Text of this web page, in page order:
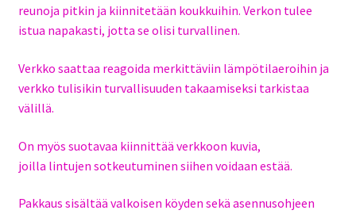
reunoja pitkin ja kiinnitetään koukkuihin. Verkon tulee
istua napakasti, jotta se olisi turvallinen.
Verkko saattaa reagoida merkittäviin lämpötilaeroihin ja
verkko tulisikin turvallisuuden takaamiseksi tarkistaa
välillä.
On myös suotavaa kiinnittää verkkoon kuvia,
joilla lintujen sotkeutuminen siihen voidaan estää.
Pakkaus sisältää valkoisen köyden sekä asennusohjeen